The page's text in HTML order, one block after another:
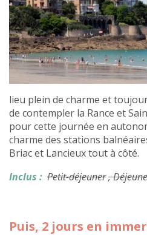
lieu plein de charme et
de contempler la Rance et
pour cette journée en
charme des stations
Briac et Lancieux tout à côté.
Inclus : Petit-déjeuner,
Puis, 2 jours en